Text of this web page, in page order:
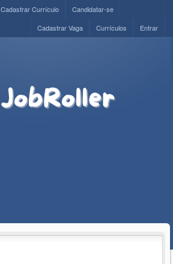
Cadastrar Currículo
Candidatar-se
Entrar
Currículos
Cadastrar Vaga